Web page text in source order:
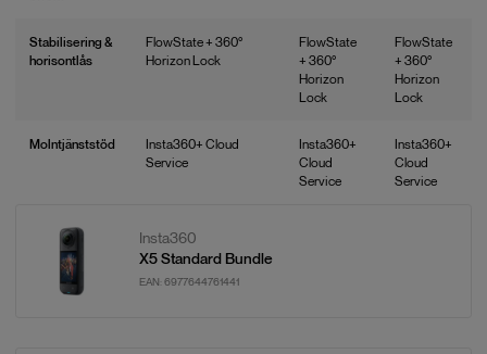
Stabilisering &
horisontlås
FlowState + 360°
Horizon Lock
FlowState
+ 360°
Horizon
Lock
FlowState
+ 360°
Horizon
Lock
Molntjänststöd
Insta360+ Cloud
Service
Insta360+
Cloud
Service
Insta360+
Cloud
Service
Insta360
X5 Standard Bundle
EAN: 6977644761441